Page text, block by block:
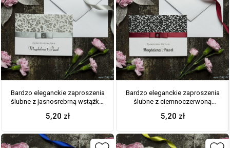
Bardzo eleganckie zaproszenia
ślubne z jasnosrebrną wstążką,
i wklejanym wnętrzem. ZAP-64-
5,20 zł
Bardzo eleganckie zaproszenia
ślubne z ciemnoczerwoną
koronką, cyrkonią i wklejanym
5,20 zł